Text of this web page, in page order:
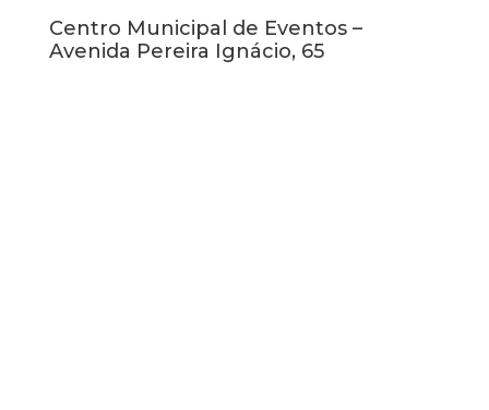
Centro Municipal de Eventos –
Avenida Pereira Ignácio, 65